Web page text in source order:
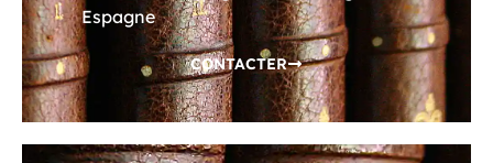
Espagne
CONTACTER